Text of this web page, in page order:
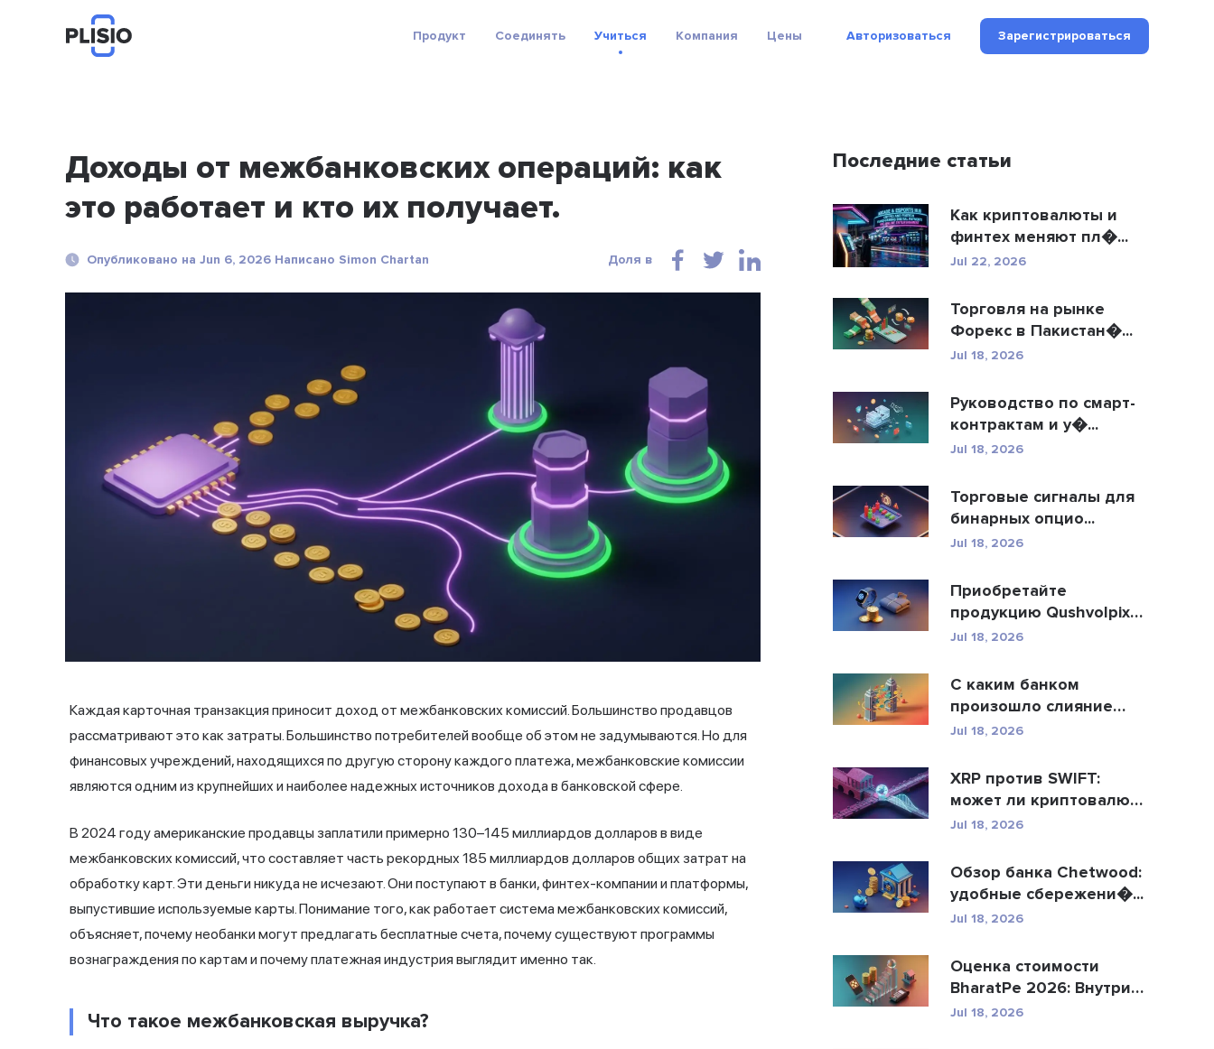
Продукт Соединять Учиться Компания Цены Авторизоваться Зарегистрироваться
Доходы от межбанковских операций: как
это работает и кто их получает.
Опубликовано на Jun 6, 2026 Написано Simon Chartan Доля в
Каждая карточная транзакция приносит доход от межбанковских комиссий. Большинство продавцов
рассматривают это как затраты. Большинство потребителей вообще об этом не задумываются. Но для
финансовых учреждений, находящихся по другую сторону каждого платежа, межбанковские комиссии
являются одним из крупнейших и наиболее надежных источников дохода в банковской сфере.
В 2024 году американские продавцы заплатили примерно 130–145 миллиардов долларов в виде
межбанковских комиссий, что составляет часть рекордных 185 миллиардов долларов общих затрат на
обработку карт. Эти деньги никуда не исчезают. Они поступают в банки, финтех-компании и платформы,
выпустившие используемые карты. Понимание того, как работает система межбанковских комиссий,
объясняет, почему необанки могут предлагать бесплатные счета, почему существуют программы
вознаграждения по картам и почему платежная индустрия выглядит именно так.
Что такое межбанковская выручка?
Последние статьи
Как криптовалюты и
финтех меняют пл�...
Jul 22, 2026
Торговля на рынке
Форекс в Пакистан�...
Jul 18, 2026
Руководство по смарт-
контрактам и у�...
Jul 18, 2026
Торговые сигналы для
бинарных опцио...
Jul 18, 2026
Приобретайте
продукцию Qushvolpix
за кри...
Jul 18, 2026
С каким банком
произошло слияние
Allah...
Jul 18, 2026
XRP против SWIFT:
может ли криптовалюта
R...
Jul 18, 2026
Обзор банка Chetwood:
удобные сбережени�...
Jul 18, 2026
Оценка стоимости
BharatPe 2026: Внутри
фин...
Jul 18, 2026